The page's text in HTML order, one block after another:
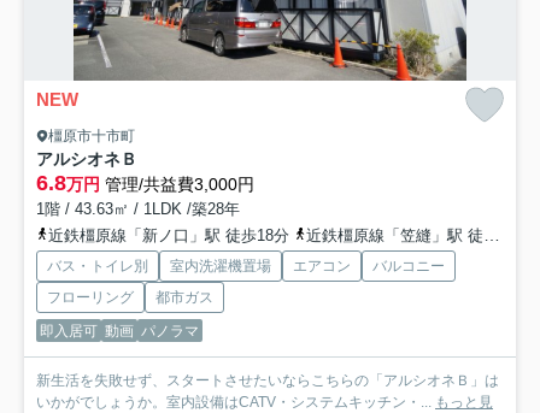
NEW
橿原市十市町
アルシオネＢ
6.8万円 管理/共益費3,000円
1階 / 43.63㎡ / 1LDK /築28年
近鉄橿原線「新ノ口」駅 徒歩18分
近鉄橿原線「笠縫」駅 徒歩31分
バス・トイレ別 室内洗濯機置場 エアコン
バルコニー
フローリング
都市ガス
即入居可 動画 パノラマ
新生活を失敗せず、スタートさせたいならこちらの「アルシオネＢ」は
いかがでしょうか。室内設備はCATV・システムキッチン・...
もっと見